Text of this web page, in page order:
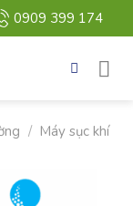
0909 399 174
/ Máy sục khí